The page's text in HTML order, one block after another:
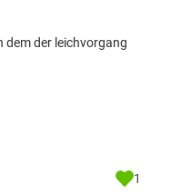
dem der leichvorgang
1